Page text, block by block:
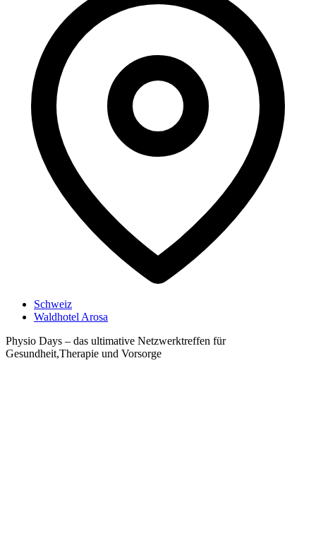
Schweiz
Waldhotel Arosa
Physio Days – das ultimative Netzwerktreffen für
Gesundheit,Therapie und Vorsorge